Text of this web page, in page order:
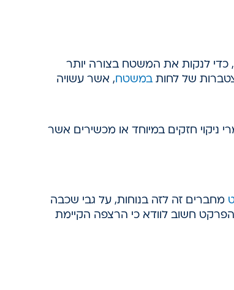
כדי לנקות את המשטח בצורה יותר
של לחות במשטח , אשר עשויה
חזקים במיוחד או מכשירים אשר
מחברים זה לזה בנוחות, על גבי שכבה
חשוב לוודא כי הרצפה הקיימת